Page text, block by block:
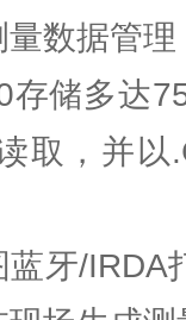
数据管理
存储多达
取，并以
蓝牙/IRDA